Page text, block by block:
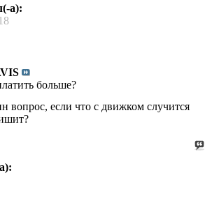
а):
больше?
вопрос, если что с движком случится